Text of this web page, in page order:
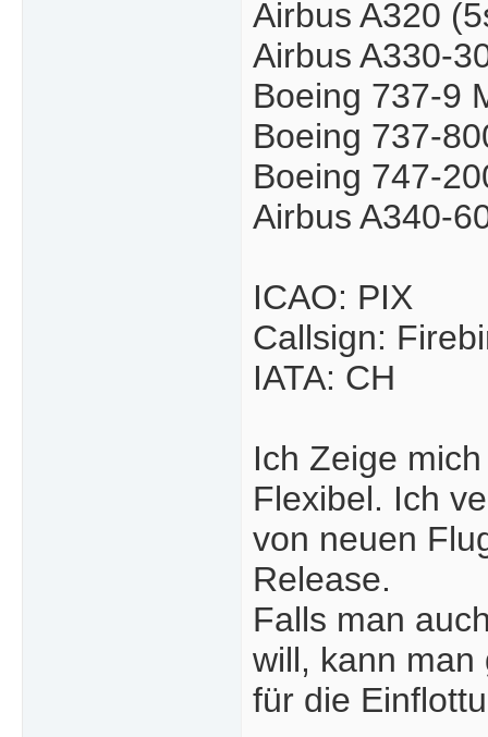
Airbus A320
Airbus A330-
Boeing 737-9
Boeing 737-
Boeing 747-
Airbus A340-
ICAO: PIX
Callsign:
IATA: CH
Ich Zeige
Flexibel. Ich
von neuen
Release.
Falls man
will, kann man
für die